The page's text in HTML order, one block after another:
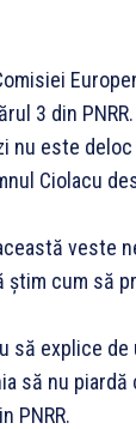
3 din
nu este
Ciolacu
veste
știm cum să
să explice de
să nu
PNRR.